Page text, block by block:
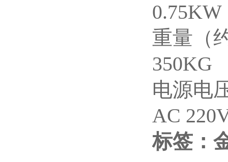
0.75KW
重量（
350KG
电源电
AC
标签：